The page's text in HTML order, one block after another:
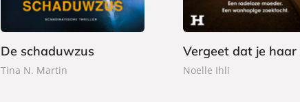
De schaduwzus
Tina N. Martin
Vergeet dat je haar
Noelle Ihli